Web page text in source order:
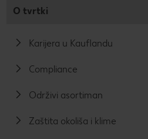
O tvrtki
Karijera u Kauflandu
Compliance
Održivi asortiman
Zaštita okoliša i klime